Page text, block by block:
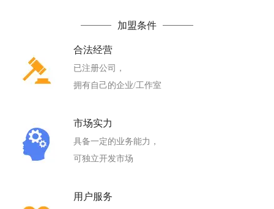
加盟条件
合法经营
已注册公司，
拥有自己的企业/工作室
市场实力
具备一定的业务能力，
可独立开发市场
用户服务